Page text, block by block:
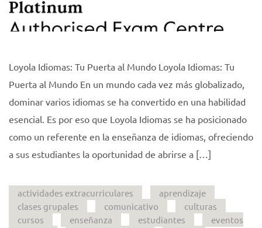
Loyola Idiomas: Tu Puerta al Mundo Loyola Idiomas: Tu
Puerta al Mundo En un mundo cada vez más globalizado,
dominar varios idiomas se ha convertido en una habilidad
esencial. Es por eso que Loyola Idiomas se ha posicionado
como un referente en la enseñanza de idiomas, ofreciendo
a sus estudiantes la oportunidad de abrirse a […]
actividades extracurriculares
aprendizaje
clases grupales
comunicativo
culturas
cursos
enseñanza estudiantes
eventos